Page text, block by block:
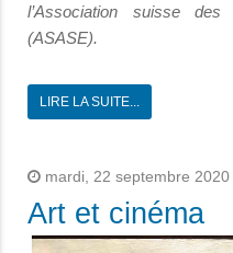
l’Association suisse
(ASASE).
LIRE LA SUITE...
mardi, 22 septembre 2020
Art et cinéma